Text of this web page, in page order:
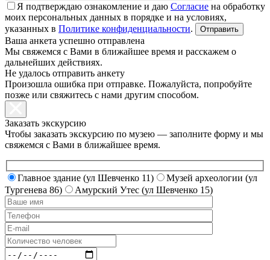
Я подтверждаю ознакомление и даю Согласие на обработку
моих персональных данных в порядке и на условиях,
указанных в Политике конфиденциальности.
Ваша анкета успешно отправлена
Мы свяжемся с Вами в ближайшее время и расскажем о
дальнейших действиях.
Не удалось отправить анкету
Произошла ошибка при отправке. Пожалуйста, попробуйте
позже или свяжитесь с нами другим способом.
Заказать экскурсию
Чтобы заказать экскурсию по музею — заполните форму и мы
свяжемся с Вами в ближайшее время.
Главное здание (ул Шевченко 11)
Музей археологии (ул
Тургенева 86)
Амурский Утес (ул Шевченко 15)